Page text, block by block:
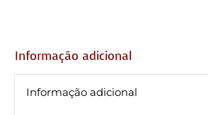
Informação adicional
Informação adicional